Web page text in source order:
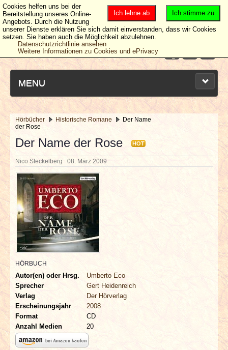
MENU
NEUESTE ARTIKEL
NEWS & DATES
BERICHTE
VERLOSUNGEN
INTERVIEWS
SPECIALS
REDAKTION
LINKS
ARCHIV
Hörbücher Historische Romane
Der Name
der Rose
Der Name der Rose HOT
Nico Steckelberg 08. März 2009
HÖRBUCH
Autor(en) oder Hrsg.
Umberto Eco
Sprecher
Gert Heidenreich
Verlag
Der Hörverlag
Erscheinungsjahr
2008
Format
CD
Anzahl Medien
20
Ich stimme zu
Ich lehne ab
Cookies helfen uns bei der
Bereitstellung unseres Online-
Angebots. Durch die Nutzung
unserer Dienste erklären Sie sich damit einverstanden, dass wir Cookies
setzen. Sie haben auch die Möglichkeit abzulehnen.
Datenschutzrichtlinie ansehen
Weitere Informationen zu Cookies und ePrivacy